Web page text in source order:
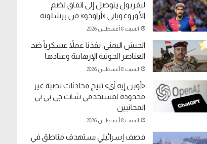
ليفربول يتوصل إلى اتفاق لضم
الأوروغوياني «أراوخو» من برشلونة
السبت 8 أغسطس 2026
الجيش اليمني: نفذنا عملاً عسكرياً ضد
العناصر الحوثية الإرهابية وعتادها
السبت 8 أغسطس 2026
«أوبن إيه آي» تتيح محادثات نصية غير
محدودة لمستخدمي شات جي بي تي
المجانيين
السبت 8 أغسطس 2026
قصف إسرائيلي يستهدف مناطق في